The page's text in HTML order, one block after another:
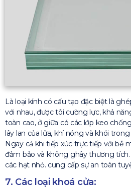
Là loại kính có cấu tạo đặc biệt là
với nhau, được tôi cường lực, khả
toàn cao, ở giữa có các lớp keo
lây lan của lửa, khí nóng và khói
Ngay cả khi tiếp xúc trực tiếp với bề
đảm bảo và không ghây thương
các hạt nhỏ. cung cấp sự an toàn
7. Các loại khoá cửa: